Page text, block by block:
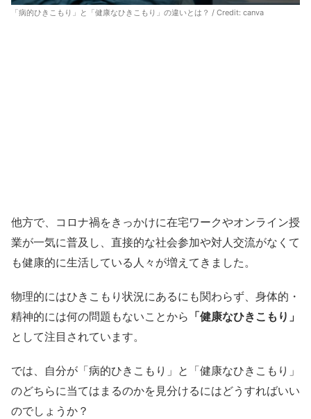
「病的ひきこもり」と「健康なひきこもり」の違いとは？ / Credit: canva
他方で、コロナ禍をきっかけに在宅ワークやオンライン授
業が一気に普及し、直接的な社会参加や対人交流がなくて
も健康的に生活している人々が増えてきました。
物理的にはひきこもり状況にあるにも関わらず、身体的・
精神的には何の問題もないことから 「健康なひきこもり」
として注目されています。
では、自分が「病的ひきこもり」と「健康なひきこもり」
のどちらに当てはまるのかを見分けるにはどうすればいい
のでしょうか？